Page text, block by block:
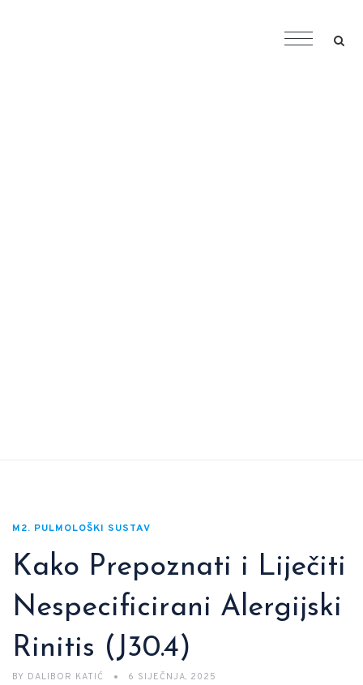
M2. PULMOLOŠKI SUSTAV
Kako Prepoznati i Liječiti
Nespecificirani Alergijski
Rinitis (J30.4)
BY DALIBOR KATIĆ 6 SIJEČNJA, 2025